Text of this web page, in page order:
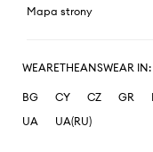
Mapa strony
WEARETHEANSWEAR IN:
BG CY CZ GR
UA
UA(RU)